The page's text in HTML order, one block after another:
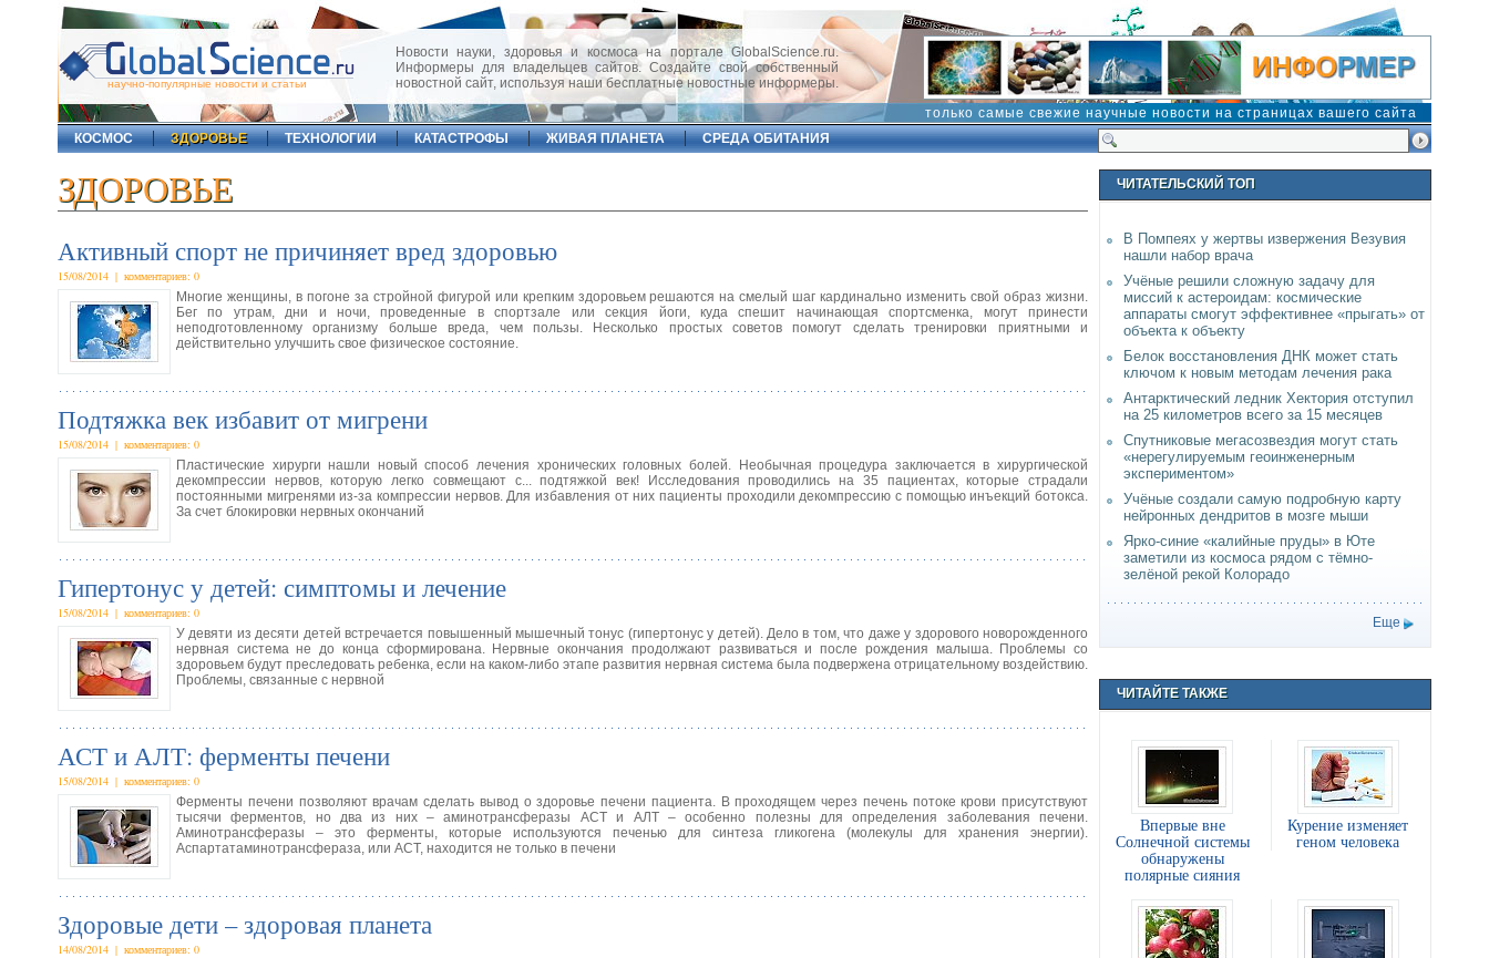
научно-популярные новости и статьи
Новости науки, здоровья и космоса на портале GlobalScience.ru.
Информеры для владельцев сайтов. Создайте свой собственный
новостной сайт, используя наши бесплатные новостные информеры.
только самые свежие научные новости на страницах вашего сайта
КОСМОС
ЗДОРОВЬЕ ТЕХНОЛОГИИ КАТАСТРОФЫ ЖИВАЯ ПЛАНЕТА СРЕДА ОБИТАНИЯ
ЗДОРОВЬЕ
Активный спорт не причиняет вред здоровью
15/08/2014 | комментариев: 0
Многие женщины, в погоне за стройной фигурой или крепким здоровьем решаются на смелый шаг кардинально изменить свой образ жизни.
Бег по утрам, дни и ночи, проведенные в спортзале или секция йоги, куда спешит начинающая спортсменка, могут принести
неподготовленному организму больше вреда, чем пользы. Несколько простых советов помогут сделать тренировки приятными и
действительно улучшить свое физическое состояние.
Подтяжка век избавит от мигрени
15/08/2014 | комментариев: 0
Пластические хирурги нашли новый способ лечения хронических головных болей. Необычная процедура заключается в хирургической
декомпрессии нервов, которую легко совмещают с... подтяжкой век! Исследования проводились на 35 пациентах, которые страдали
постоянными мигренями из-за компрессии нервов. Для избавления от них пациенты проходили декомпрессию с помощью инъекций ботокса.
За счет блокировки нервных окончаний
Гипертонус у детей: симптомы и лечение
15/08/2014 | комментариев: 0
У девяти из десяти детей встречается повышенный мышечный тонус (гипертонус у детей). Дело в том, что даже у здорового новорожденного
нервная система не до конца сформирована. Нервные окончания продолжают развиваться и после рождения малыша. Проблемы со
здоровьем будут преследовать ребенка, если на каком-либо этапе развития нервная система была подвержена отрицательному воздействию.
Проблемы, связанные с нервной
АСТ и АЛТ: ферменты печени
15/08/2014 | комментариев: 0
Ферменты печени позволяют врачам сделать вывод о здоровье печени пациента. В проходящем через печень потоке крови присутствуют
тысячи ферментов, но два из них – аминотрансферазы АСТ и АЛТ – особенно полезны для определения заболевания печени.
Аминотрансферазы – это ферменты, которые используются печенью для синтеза гликогена (молекулы для хранения энергии).
Аспартатаминотрансфераза, или АСТ, находится не только в печени
Здоровые дети – здоровая планета
14/08/2014 | комментариев: 0
ЧИТАТЕЛЬСКИЙ ТОП
В Помпеях у жертвы извержения Везувия
нашли набор врача
Учёные решили сложную задачу для
миссий к астероидам: космические
аппараты смогут эффективнее «прыгать» от
объекта к объекту
Белок восстановления ДНК может стать
ключом к новым методам лечения рака
Антарктический ледник Хектория отступил
на 25 километров всего за 15 месяцев
Спутниковые мегасозвездия могут стать
«нерегулируемым геоинженерным
экспериментом»
Учёные создали самую подробную карту
нейронных дендритов в мозге мыши
Ярко-синие «калийные пруды» в Юте
заметили из космоса рядом с тёмно-
зелёной рекой Колорадо
Еще
ЧИТАЙТЕ ТАКЖЕ
Впервые вне
Солнечной системы
обнаружены
полярные сияния
Курение изменяет
геном человека